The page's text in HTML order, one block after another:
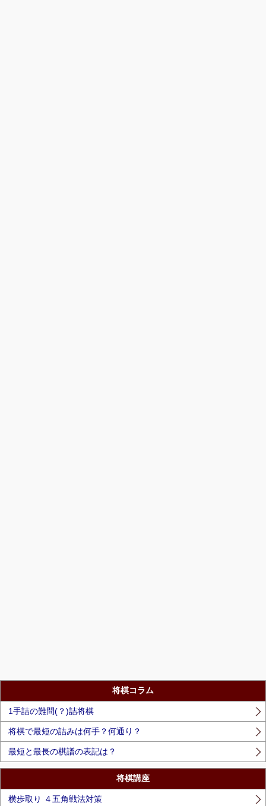
将棋コラム
1手詰の難問(？)詰将棋
将棋で最短の詰みは何手？何通り？
最短と最長の棋譜の表記は？
将棋講座
横歩取り ４五角戦法対策